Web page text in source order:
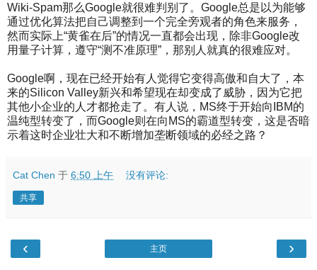
Wiki-Spam那么Google就很难判别了。Google总是以为能够
通过优化算法把自己调整到一个完全旁观者的角色来服务，
然而实际上“黄雀在后”的情况一直都会出现，除非Google改
用量子计算，遵守“测不准原理”，那别人就真的很难应对。
Google啊，现在已经开始有人觉得它变得高傲和自大了，本
来的Silicon Valley新兴和希望现在却变成了威胁，因为它把
其他小企业的人才都抢走了。有人说，MS终于开始向IBM的
温纯型转变了，而Google则在向MS的霸道型转变，这是否暗
示着这时企业壮大和不断增加垄断领域的必经之路？
Cat Chen 于 6:50 上午 没有评论:
共享
‹ ›
主页